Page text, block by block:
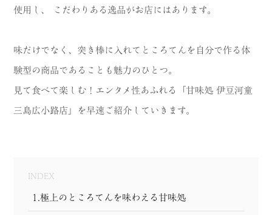
COLUMN
使用し、 こだわりある逸品がお店にはあります。
味だけでなく、突き棒に入れてところてんを自分で作る体
験型の商品であることも魅力のひとつ。
見て食べて楽しむ！エンタメ性あふれる「甘味処 伊豆河童
三島広小路店」を早速ご紹介していきます。
INDEX
1.極上のところてんを味わえる甘味処